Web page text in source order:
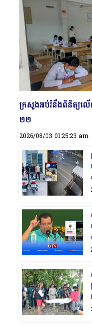
ក្រសួងអប់រំនឹងពិនិត្យល
២២
2026/08/03 01:25:23 am